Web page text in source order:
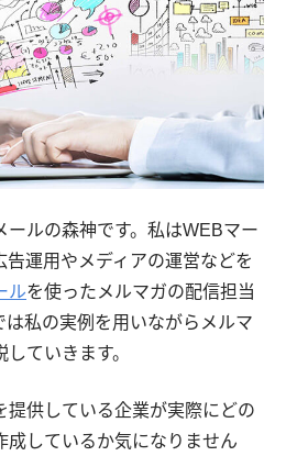
ールの森神です。私はWEBマー
告運用やメディアの運営などを
ルを使ったメルマガの配信担当
は私の実例を用いながらメルマ
ていきます。
提供している企業が実際にどの
成しているか気になりません